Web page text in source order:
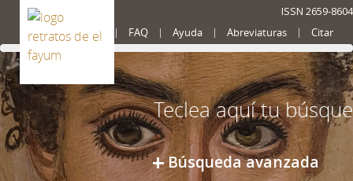
ISSN 2659-8604
Presentación FAQ Ayuda Abreviaturas Citar
Búsqueda avanzada